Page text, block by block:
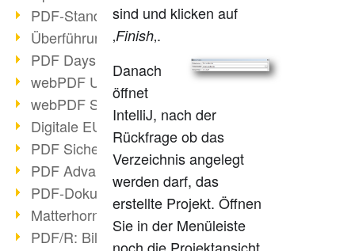
PDF-Standards im Überblick
Überführung PDF/A in Archivsystem
PDF Days Europe 2021
webPDF Update 8.0.0.2282
webPDF Statistik-Auswertungen
Digitale EU COVID-Zertifikate
PDF Sicherheitseinstellungen
PDF Advanced Electronic Signature
PDF-Dokumente neu organisieren
Matterhorn Protokoll 1.1 verfügbar
PDF/R: Bildformat der Zukunft
sind und klicken auf
‚Finish‚.
Danach
öffnet
IntelliJ, nach der
Rückfrage ob das
Verzeichnis angelegt
werden darf, das
erstellte Projekt. Öffnen
Sie in der Menüleiste